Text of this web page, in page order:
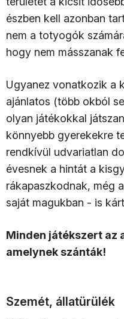
észben kell azonban
nem a totyogók
hogy nem másszanak
Ugyanez vonatkozik a
ajánlatos (több okból
olyan játékokkal
könnyebb gyerekekre
rendkívül udvariatlan
évesnek a hintát a
rákapaszkodnak, még
saját magukban - is
Minden játékszert az
amelynek szánták!
Szemét, állatürülék